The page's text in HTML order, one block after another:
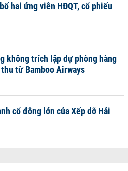
hai ứng viên HĐQT, cổ phiếu
không trích lập dự phòng hàng
từ Bamboo Airways
cổ đông lớn của Xếp dỡ Hải